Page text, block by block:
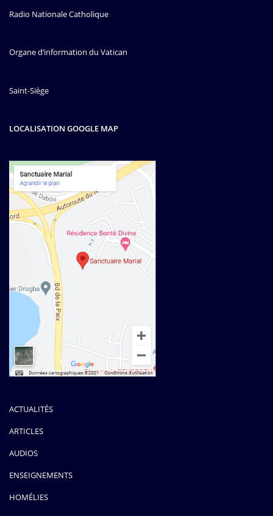
Radio Nationale Catholique
Organe d’information du Vatican
Saint-Siège
LOCALISATION GOOGLE MAP
ACTUALITÉS
ARTICLES
AUDIOS
ENSEIGNEMENTS
HOMÉLIES